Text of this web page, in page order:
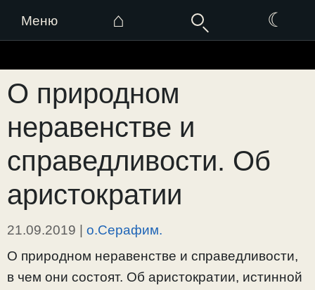
Меню ⌂ ☾
к
содержимому
О природном
неравенстве и
справедливости. Об
аристократии
21.09.2019 | о.Серафим.
О природном неравенстве и справедливости,
в чем они состоят. Об аристократии, истинной